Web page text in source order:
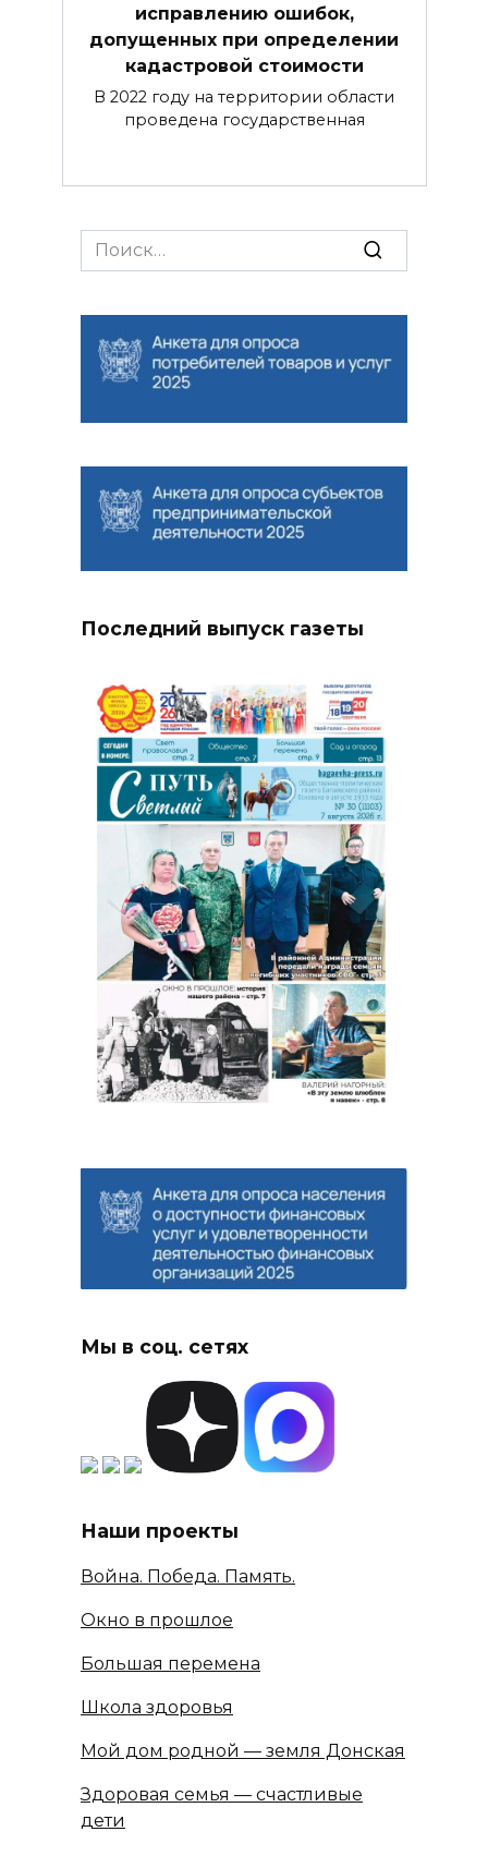
исправлению ошибок,
допущенных при определении
кадастровой стоимости
В 2022 году на территории области
проведена государственная
Search
for:
Последний выпуск газеты
Мы в соц. сетях
Наши проекты
Война. Победа. Память.
Окно в прошлое
Большая перемена
Школа здоровья
Мой дом родной — земля Донская
Здоровая семья — счастливые
дети